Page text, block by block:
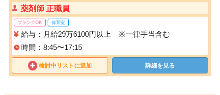
薬剤師 正職員
ブランクOK 保育室
給与：月給29万6100円以上 ※一律手当含む
時間：8:45〜17:15
検討中リストに追加 詳細を見る